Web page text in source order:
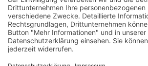
© 2026 TSV Frankonia Höpfingen 1911 e.V.
JPKWeb - Webdesign